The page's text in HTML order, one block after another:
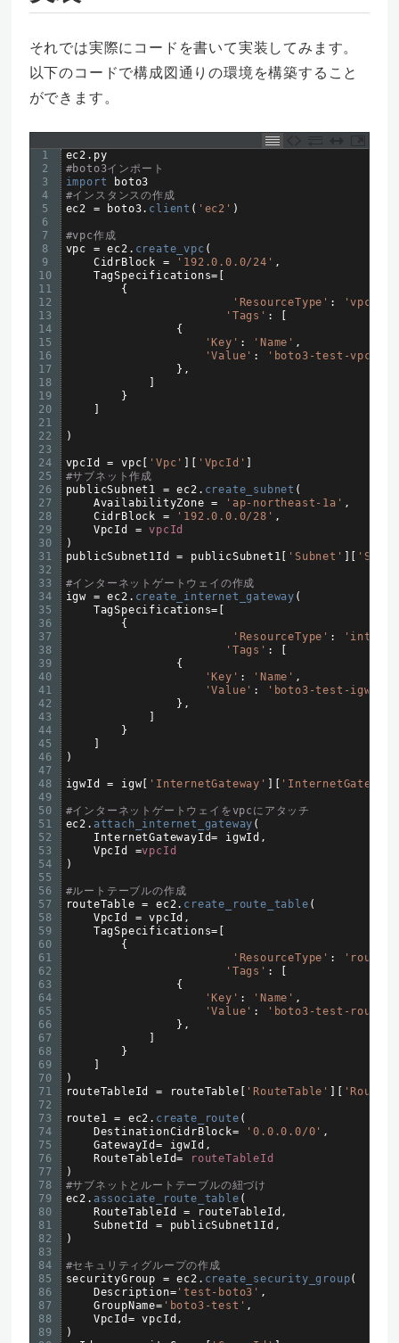
それでは実際にコードを書いて実装してみます。
以下のコードで構成図通りの環境を構築すること
ができます。
1
2
3
4
5
6
7
8
9
10
11
12
13
14
15
16
17
18
19
20
21
22
23
24
25
26
27
28
29
30
31
32
33
34
35
36
37
38
39
40
41
42
43
44
45
46
47
48
49
50
51
52
53
54
55
56
57
58
59
60
61
62
63
64
65
66
67
68
69
70
71
72
73
74
75
76
77
78
79
80
81
82
83
84
85
86
87
88
89
ec2 . py
#boto3インポート
import
boto3
#インスタンスの作成
ec2
= boto3. client ( 'ec2' )
#vpc作成
vpc
= ec2 . create_vpc (
CidrBlock
= '192.0.0.0/24' ,
TagSpecifications= [
{
'ResourceType' : 'vpc'
'Tags' :
[
{
'Key' : 'Name' ,
'Value' :
'boto3-test-vpc'
} ,
]
}
]
)
vpcId = vpc [ 'Vpc' ] [ 'VpcId' ]
#サブネット作成
publicSubnet1
= ec2 . create_subnet (
AvailabilityZone
= 'ap-northeast-1a' ,
CidrBlock
= '192.0.0.0/28' ,
VpcId
= vpcId
)
publicSubnet1Id
= publicSubnet1 [ 'Subnet' ] [
#インターネットゲートウェイの作成
igw
= ec2 . create_internet_gateway (
TagSpecifications= [
{
'ResourceType' :
'Tags' :
[
{
'Key' : 'Name' ,
'Value' :
'boto3-test-igw'
} ,
]
}
]
)
igwId = igw [ 'InternetGateway' ] [
#インターネットゲートウェイをvpcにアタッチ
ec2 . attach_internet_gateway (
InternetGatewayId= igwId ,
VpcId
=vpcId
)
#ルートテーブルの作成
routeTable
= ec2. create_route_table (
VpcId
= vpcId ,
TagSpecifications= [
{
'ResourceType' :
'route-
'Tags' :
[
{
'Key' : 'Name' ,
'Value' :
'boto3-test-route-
} ,
]
}
]
)
routeTableId
= routeTable [ 'RouteTable' ] [
route1 = ec2 . create_route (
DestinationCidrBlock= '0.0.0.0/0' ,
GatewayId = igwId ,
RouteTableId=
routeTableId
)
#サブネットとルートテーブルの紐づけ
ec2 . associate_route_table (
RouteTableId
= routeTableId ,
SubnetId
= publicSubnet1Id ,
)
#セキュリティグループの作成
securityGroup
= ec2 . create_security_group(
Description= 'test-boto3' ,
GroupName= 'boto3-test' ,
VpcId = vpcId ,
)